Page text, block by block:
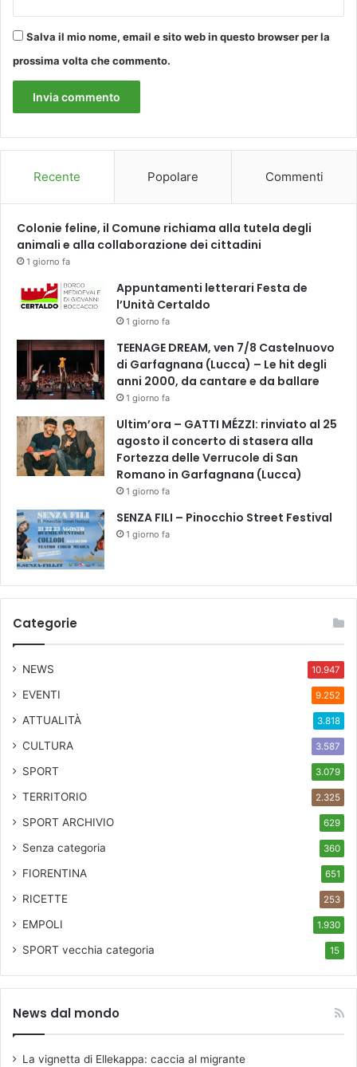
o Salva il mio nome, email e sito web in questo browser per la
prossima volta che commento.
Recente Popolare Commenti
Colonie feline, il Comune richiama alla tutela degli
animali e alla collaborazione dei cittadini
1 giorno fa
Appuntamenti letterari Festa de
l’Unità Certaldo
1 giorno fa
TEENAGE DREAM, ven 7/8 Castelnuovo
di Garfagnana (Lucca) – Le hit degli
anni 2000, da cantare e da ballare
1 giorno fa
Ultim’ora – GATTI MÉZZI: rinviato al 25
agosto il concerto di stasera alla
Fortezza delle Verrucole di San
Romano in Garfagnana (Lucca)
1 giorno fa
SENZA FILI – Pinocchio Street Festival
1 giorno fa
Categorie
NEWS 10.947
EVENTI 9.252
ATTUALITÀ 3.818
CULTURA 3.587
SPORT 3.079
TERRITORIO 2.325
SPORT ARCHIVIO 629
Senza categoria 360
FIORENTINA 651
RICETTE 253
EMPOLI 1.930
SPORT vecchia categoria 15
News dal mondo
La vignetta di Ellekappa: caccia al migrante